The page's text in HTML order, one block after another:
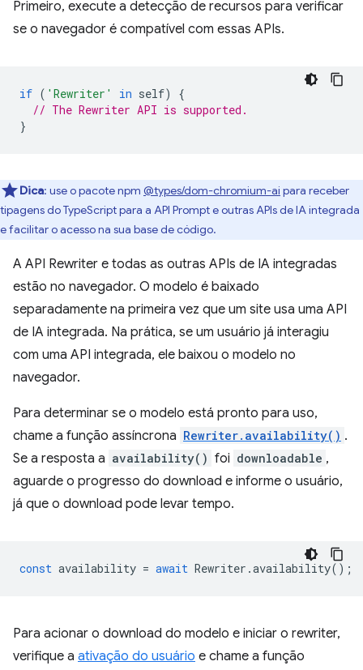
Primeiro, execute a detecção de recursos para verificar
se o navegador é compatível com essas APIs.
if ( 'Rewriter' in self)
{
// The Rewriter API is supported.
}
Dica: use o pacote npm @types/dom-chromium-ai para receber
tipagens do TypeScript para a API Prompt e outras APIs de IA integrada
e facilitar o acesso na sua base de código.
A API Rewriter e todas as outras APIs de IA integradas
estão no navegador. O modelo é baixado
separadamente na primeira vez que um site usa uma API
de IA integrada. Na prática, se um usuário já interagiu
com uma API integrada, ele baixou o modelo no
navegador.
Para determinar se o modelo está pronto para uso,
chame a função assíncrona Rewriter.availability() .
Se a resposta a availability() foi downloadable ,
aguarde o progresso do download e informe o usuário,
já que o download pode levar tempo.
const availability = await Rewriter .availability();
Para acionar o download do modelo e iniciar o rewriter,
verifique a ativação do usuário e chame a função